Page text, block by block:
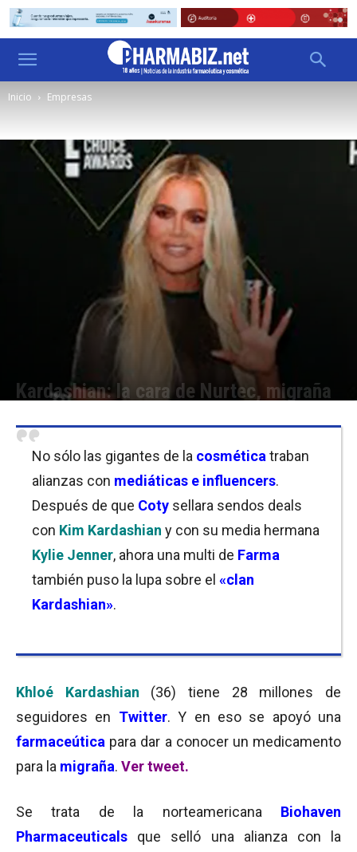
Inicio Empresas
Kardashian: la cara de Nurtec, migraña
No sólo las gigantes de la cosmética traban
alianzas con mediáticas e influencers.
Después de que Coty sellara sendos deals
con Kim Kardashian y con su media hermana
Kylie Jenner, ahora una multi de Farma
también puso la lupa sobre el «clan
Kardashian».
Khloé Kardashian (36) tiene 28 millones de
seguidores en Twitter. Y en eso se apoyó una
farmaceútica para dar a conocer un medicamento
para la migraña. Ver tweet.
Se trata de la norteamericana Biohaven
Pharmaceuticals que selló una alianza con la